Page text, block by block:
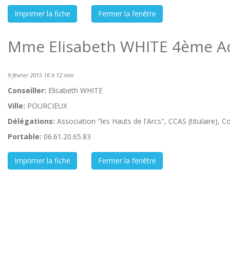
Mme Elisabeth WHITE 4ème
9 février 2015 16 h 12 min
Conseiller: Elisabeth WHITE
Ville: POURCIEUX
Délégations: Association "les Hauts de l'Arcs", CCAS (titulaire),
Portable: 06.61.20.65.83